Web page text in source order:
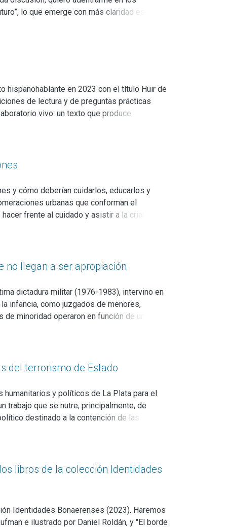
lo que emerge con más claridad es por
estrictamente modernos.
abordar las formas en que niños y niñas
y la imaginación distópica.
hispanohablante en 2023 con el título Huir de
de lectura y de preguntas prácticas
vivo: un texto que produce
desconfianza y tácticas de evasión–
puede funcionar como dispositivo de
estadounidense, pero lo hace desde el
y cómo deberían cuidarlos, educarlos y
urbanas que conforman el
frente al cuidado y asistir a la crianza de
¿Cómo ha sido representada la
han sido los saberes expertos que
derechos y ello implicó o no un freno a
"vulnerables”, "en riesgo”,
y hacen uso de las definiciones
han hecho cuantiosos estudios e
y reafirmar que la infancia no es una
de transitar la niñez. La infancia, en
no llegan a ser apropiación
dictadura militar (1976-1983), intervino en
infancia, como juzgados de menores,
minoridad operaron en función de una
cómo se construyó una figura de "niñez
del terrorismo de Estado
humanitarios y políticos de La Plata para el
trabajo que se nutre, principalmente, de
destinado a la contención de las
lazos afectivos, resignificaron sus
libros de la colección Identidades
Identidades Bonaerenses (2023). Haremos
e ilustrado por Daniel Roldán, y "El borde